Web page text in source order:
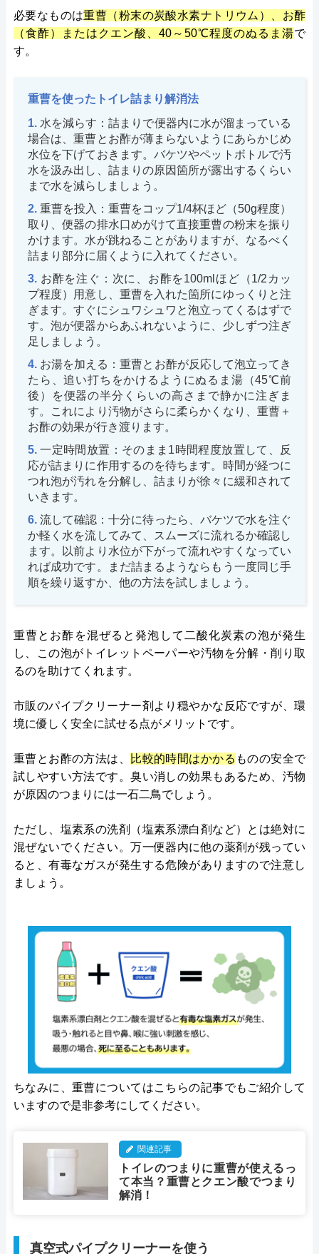
必要なものは重曹（粉末の炭酸水素ナトリウム）、お酢
（食酢）またはクエン酸、40～50℃程度のぬるま湯で
す。
重曹を使ったトイレ詰まり解消法
水を減らす：詰まりで便器内に水が溜まっている
場合は、重曹とお酢が薄まらないようにあらかじめ
水位を下げておきます。バケツやペットボトルで汚
水を汲み出し、詰まりの原因箇所が露出するくらい
まで水を減らしましょう。
重曹を投入：重曹をコップ1/4杯ほど（50g程度）
取り、便器の排水口めがけて直接重曹の粉末を振り
かけます。水が跳ねることがありますが、なるべく
詰まり部分に届くように入れてください。
お酢を注ぐ：次に、お酢を100mlほど（1/2カッ
プ程度）用意し、重曹を入れた箇所にゆっくりと注
ぎます。すぐにシュワシュワと泡立ってくるはずで
す。泡が便器からあふれないように、少しずつ注ぎ
足しましょう。
お湯を加える：重曹とお酢が反応して泡立ってき
たら、追い打ちをかけるようにぬるま湯（45℃前
後）を便器の半分くらいの高さまで静かに注ぎま
す。これにより汚物がさらに柔らかくなり、重曹＋
お酢の効果が行き渡ります。
一定時間放置：そのまま1時間程度放置して、反
応が詰まりに作用するのを待ちます。時間が経つに
つれ泡が汚れを分解し、詰まりが徐々に緩和されて
いきます。
流して確認：十分に待ったら、バケツで水を注ぐ
か軽く水を流してみて、スムーズに流れるか確認し
ます。以前より水位が下がって流れやすくなってい
れば成功です。まだ詰まるようならもう一度同じ手
順を繰り返すか、他の方法を試しましょう。
重曹とお酢を混ぜると発泡して二酸化炭素の泡が発生
し、この泡がトイレットペーパーや汚物を分解・削り取
るのを助けてくれます​。
市販のパイプクリーナー剤より穏やかな反応ですが、環
境に優しく安全に試せる点がメリットです。
重曹とお酢の方法は、 比較的時間はかかる ものの安全で
試しやすい方法です。臭い消しの効果もあるため、汚物
が原因のつまりには一石二鳥でしょう。
ただし、塩素系の洗剤（塩素系漂白剤など）とは絶対に
混ぜないでください。万一便器内に他の薬剤が残ってい
ると、有毒なガスが発生する危険がありますので注意し
ましょう​。
ちなみに、重曹についてはこちらの記事でもご紹介して
いますので是非参考にしてください。
関連記事
トイレのつまりに重曹が使えるっ
て本当？重曹とクエン酸でつまり
解消！
真空式パイプクリーナーを使う